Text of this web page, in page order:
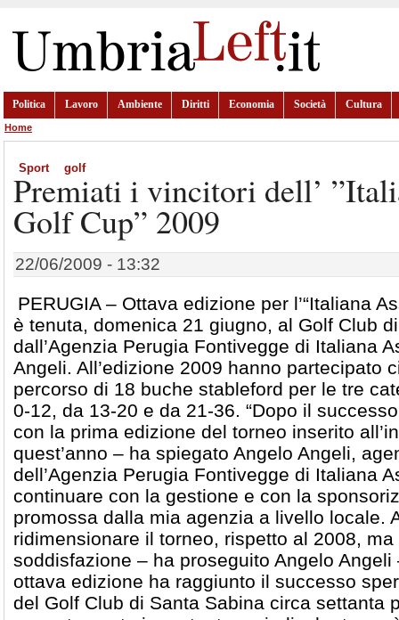
Politica Lavoro Ambiente Diritti Economia Società Cultura
Home
Sport golf
Premiati i vincitori dell’
Golf Cup” 2009
22/06/2009 - 13:32
PERUGIA – Ottava edizione per l’“Italiana
è tenuta, domenica 21 giugno, al Golf Club
dall’Agenzia Perugia Fontivegge di Italiana
Angeli. All’edizione 2009 hanno partecipato
percorso di 18 buche stableford per le tre
0-12, da 13-20 e da 21-36. “Dopo il
con la prima edizione del torneo inserito
quest’anno – ha spiegato Angelo Angeli,
dell’Agenzia Perugia Fontivegge di Italiana
continuare con la gestione e con la
promossa dalla mia agenzia a livello locale.
ridimensionare il torneo, rispetto al 2008, ma
soddisfazione – ha proseguito Angelo
ottava edizione ha raggiunto il successo
del Golf Club di Santa Sabina circa settanta